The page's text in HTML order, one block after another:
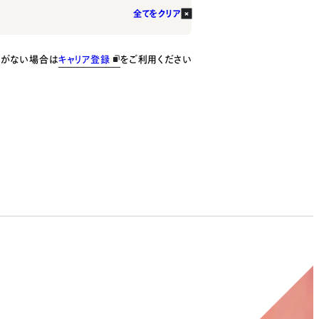
全てをクリア
ない場合はキャリア登録 をご利用ください